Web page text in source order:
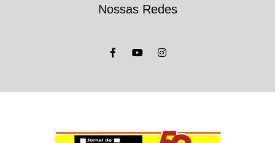
Nossas Redes